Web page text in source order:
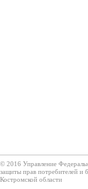
© 2016 Управление
защиты прав потребителей и
Костромской области